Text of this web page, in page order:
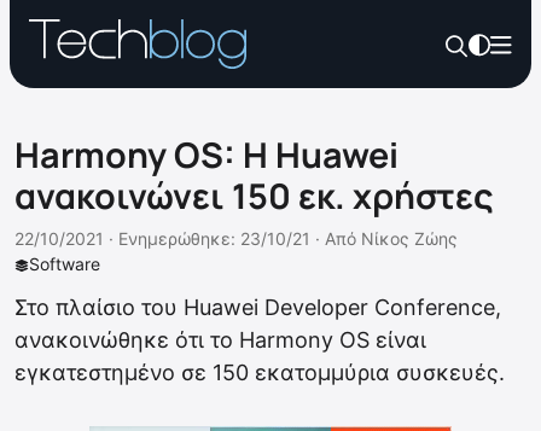
Harmony OS: H Huawei
ανακοινώνει 150 εκ. χρήστες
Software
22/10/2021 · Ενημερώθηκε: 23/10/21 · Από Νίκος Ζώης
Στο πλαίσιο του Huawei Developer Conference,
ανακοινώθηκε ότι το Harmony OS είναι
εγκατεστημένο σε 150 εκατομμύρια συσκευές.